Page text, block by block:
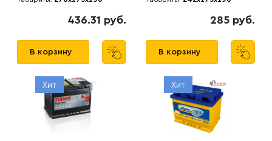
436.31 руб.
В корзину
285 руб.
В корзину
Хит Хит